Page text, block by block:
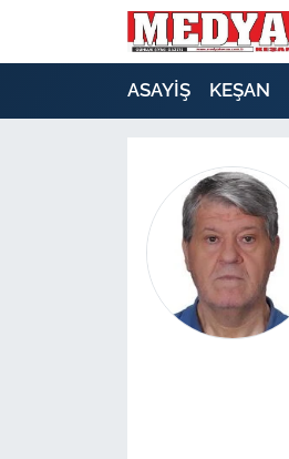
ASAYİŞ KEŞAN